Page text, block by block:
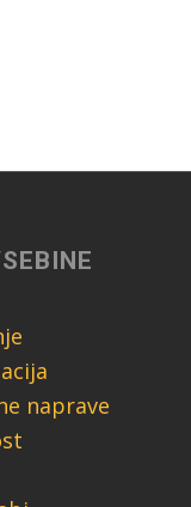
naprave